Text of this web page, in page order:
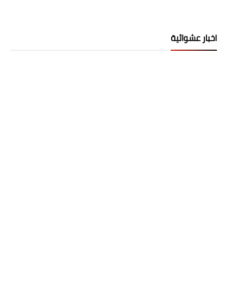
اخبار عشوائية